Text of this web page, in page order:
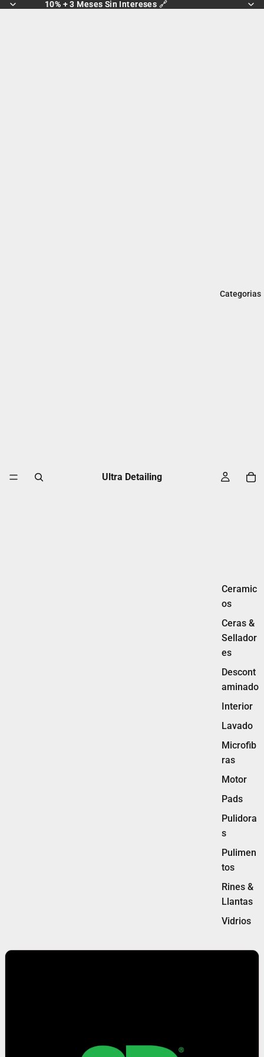
10% + 3 Meses Sin Intereses 🔗
10% + 3 Meses Sin Intereses 🔗
Categorias
Ceramic
os
Ceras &
Sellador
es
Descont
aminado
Interior
Lavado
Microfib
ras
Motor
Pads
Pulidora
s
Pulimen
tos
Rines &
Llantas
Vidrios
Ultra Detailing